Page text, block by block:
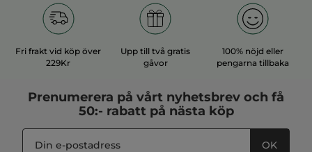
Fri frakt vid köp över
229Kr
Upp till två gratis
gåvor
100% nöjd eller
pengarna tillbaka
Prenumerera på vårt nyhetsbrev och få
50:- rabatt på nästa köp
OK